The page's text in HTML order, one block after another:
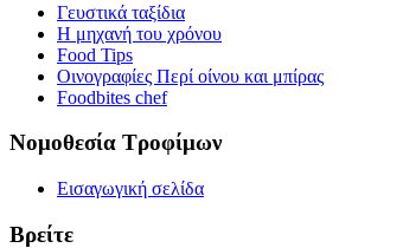
Γευστικά ταξίδια
Η μηχανή του χρόνου
Food Tips
Οινογραφίες Περί οίνου και μπίρας
Foodbites chef
Νομοθεσία Τροφίμων
Εισαγωγική σελίδα
Βρείτε